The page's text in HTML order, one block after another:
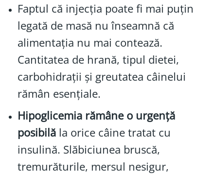
Faptul că injecția poate fi mai puțin
legată de masă nu înseamnă că
alimentația nu mai contează.
Cantitatea de hrană, tipul dietei,
carbohidrații și greutatea câinelui
rămân esențiale.
Hipoglicemia rămâne o urgență
posibilăla orice câine tratat cu
insulină. Slăbiciunea bruscă,
tremurăturile, mersul nesigur,